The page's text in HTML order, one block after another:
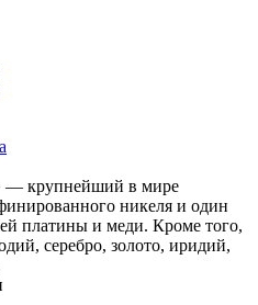
— крупнейший в мире
никеля и один
платины и меди. Кроме того,
серебро, золото, иридий,